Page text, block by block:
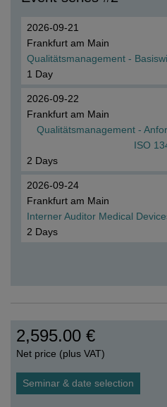
2026-09-21
Frankfurt am Main
Qualitätsmanagement -
1 Day
2026-09-22
Frankfurt am Main
Qualitätsmanagement -
ISO
2 Days
2026-09-24
Frankfurt am Main
Interner Auditor Medical
2 Days
2,595.00 €
Net price (plus VAT)
Seminar & date selection